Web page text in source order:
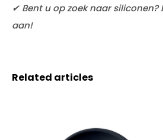
✔ Bent u op zoek naar siliconen?
aan!
Related articles